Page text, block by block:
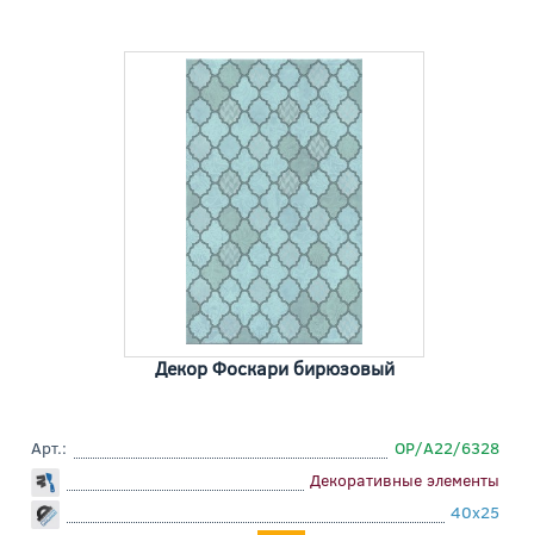
Декор Фоскари бирюзовый
Арт.:
OP/A22/6328
Декоративные элементы
40x25